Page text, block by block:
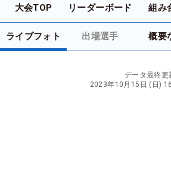
大会TOP リーダーボード 組み
ライブフォト 出場選手 概要
データ最終更
2023年10月15日 (日)